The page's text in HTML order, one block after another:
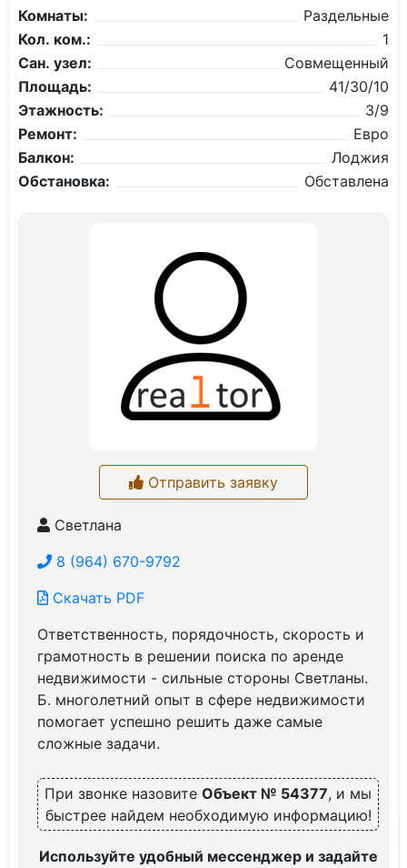
Комнаты:
Раздельные
Кол. ком.:
1
Сан. узел:
Совмещенный
Площадь:
41/30/10
Этажность:
3/9
Ремонт:
Евро
Балкон:
Лоджия
Обстановка:
Обставлена
Отправить заявку
Светлана
8 (964) 670-9792
Скачать PDF
Ответственность, порядочность, скорость и
грамотность в решении поиска по аренде
недвижимости - сильные стороны Светланы.
Б. многолетний опыт в сфере недвижимости
помогает успешно решить даже самые
сложные задачи.
При звонке назовите Объект № 54377, и мы
быстрее найдем необходимую информацию!
Используйте удобный мессенджер и задайте